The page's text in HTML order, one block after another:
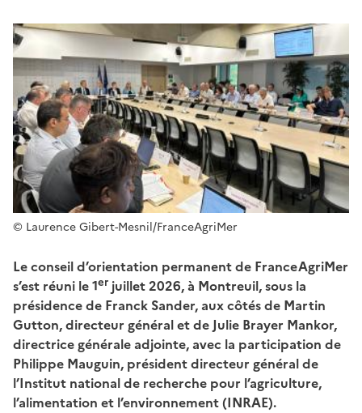
Image
© Laurence Gibert-Mesnil/FranceAgriMer
Le conseil d’orientation permanent de FranceAgriMer
s’est réuni le 1er juillet 2026, à Montreuil, sous la
présidence de Franck Sander, aux côtés de Martin
Gutton, directeur général et de Julie Brayer Mankor,
directrice générale adjointe, avec la participation de
Philippe Mauguin, président directeur général de
l’Institut national de recherche pour l’agriculture,
l’alimentation et l’environnement (INRAE).